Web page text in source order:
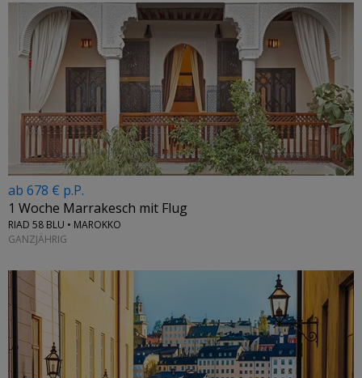
ab 678 € p.P.
1 Woche Marrakesch mit Flug
RIAD 58 BLU • MAROKKO
GANZJÄHRIG
←